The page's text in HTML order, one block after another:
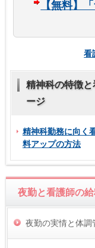
【無料】
看
精神科の特徴
ージ
精神科勤務に向く
料アップの方法
夜勤と看護師の
夜勤の実情と体調